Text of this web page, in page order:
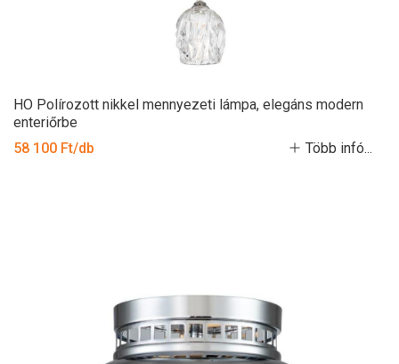
HO Polírozott nikkel mennyezeti lámpa, elegáns modern
enteriőrbe
58 100 Ft/db
Több infó...